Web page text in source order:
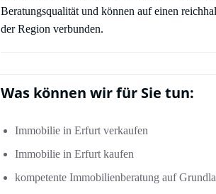
Beratungsqualität und können auf einen
der Region verbunden.
Was können wir für Sie tun:
Immobilie in Erfurt verkaufen
Immobilie in Erfurt kaufen
kompetente Immobilienberatung auf